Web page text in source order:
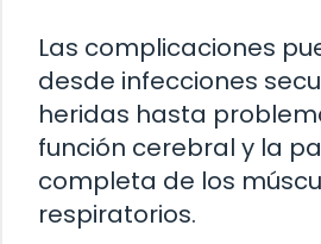
Las complicaciones
desde infecciones
heridas hasta
función cerebral y la
completa de los
respiratorios.